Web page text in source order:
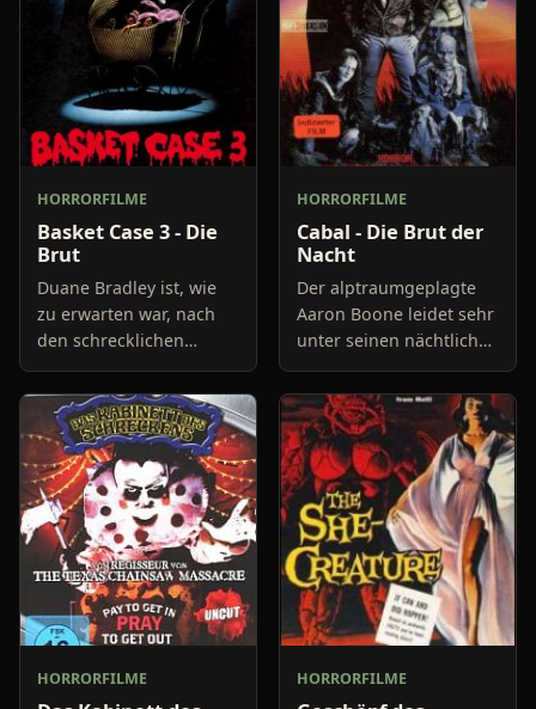
HORRORFILME
Basket Case 3 - Die
Brut
Duane Bradley ist, wie
zu erwarten war, nach
den schrecklichen
Ereignissen in Madame
Ruths Obdach völlig
verrückt geworden. Sein
Versuch, sich wieder mit
Bru
HORRORFILME
Cabal - Die Brut der
Nacht
Der alptraumgeplagte
Aaron Boone leidet sehr
unter seinen nächtlichen
Visionen. Denn sie
scheinen mehr als nur
Fiktion zu sein. Immer
wieder träumt er dassel
HORRORFILME HORRORFILME